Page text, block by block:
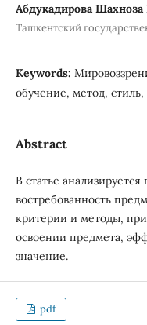
Абдукадирова Шахноза
Ташкентский
Keywords:
обучение, метод,
Abstract
В статье
востребованность
критерии и методы,
освоении предмета,
значение.
pdf